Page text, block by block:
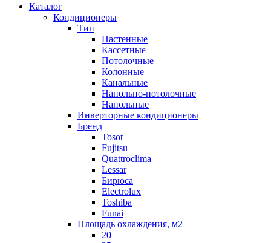
Каталог
Кондиционеры
Тип
Настенные
Кассетные
Потолочные
Колонные
Канальные
Напольно-потолочные
Напольные
Инверторные кондиционеры
Бренд
Tosot
Fujitsu
Quattroclima
Lessar
Бирюса
Electrolux
Toshiba
Funai
Площадь охлаждения, м2
20